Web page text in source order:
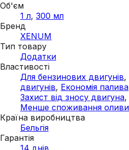
Об'єм
1 л, 300 мл
Бренд
XENUM
Тип товару
Додатки
Властивості
Для бензинових двигунів,
двигунів, Економія палива
Захист від зносу двигуна,
Менше споживання оливи
Країна виробництва
Бельгія
Гарантія